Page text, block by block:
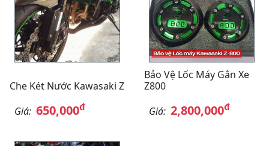
Che Két Nước Kawasaki Z
Giá: 650,000đ
Bảo Vệ Lốc Máy Gắn Xe
Z800
Giá: 2,800,000đ